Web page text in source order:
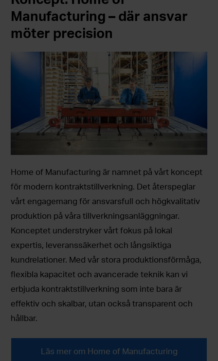
Manufacturing – där ansvar
möter precision
Home of Manufacturing är namnet på vårt koncept
för modern kontraktstillverkning. Det återspeglar
vårt engagemang för ansvarsfull och högkvalitativ
produktion på våra tillverkningsanläggningar.
Konceptet understryker vårt fokus på lokal
expertis, leveranssäkerhet och långsiktiga
kundrelationer. Med vår stora produktionsförmåga,
flexibla kapacitet och avancerade teknik kan vi
erbjuda kontraktstillverkning som inte bara är
effektiv och skalbar, utan också transparent och
hållbar.
Läs mer om Home of Manufacturing